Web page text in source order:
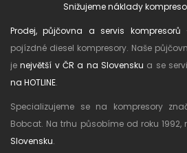
Snižujeme náklady
Prodej, půjčovna a servis kompresorů
pojízdné diesel kompresory. Naše
jenejvětší v ČR a na Slovensku a se
na HOTLINE.
Specializujeme se na kompresory
Bobcat. Na trhu působíme od roku 1992,
Slovensku.